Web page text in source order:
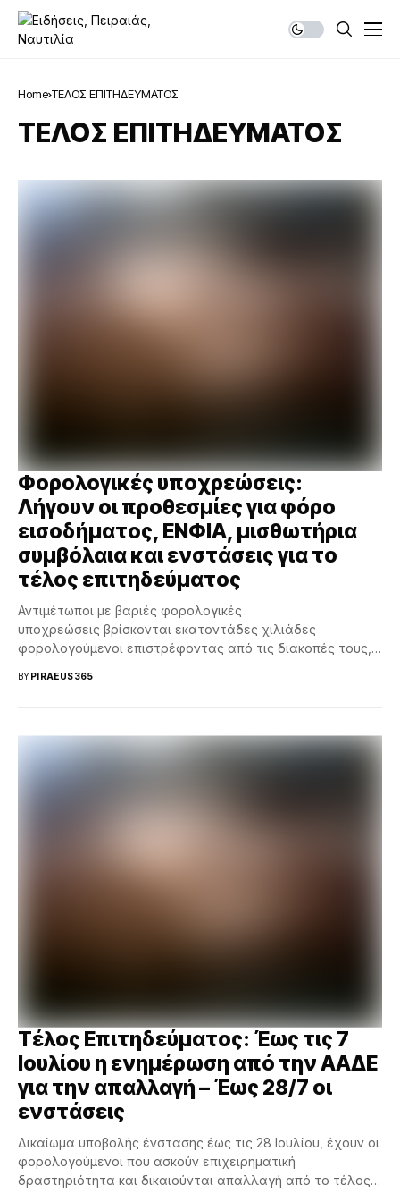
Home ΤΕΛΟΣ ΕΠΙΤΗΔΕΥΜΑΤΟΣ
ΤΕΛΟΣ ΕΠΙΤΗΔΕΥΜΑΤΟΣ
Φορολογικές υποχρεώσεις:
Λήγουν οι προθεσμίες για φόρο
εισοδήματος, ΕΝΦΙΑ, μισθωτήρια
συμβόλαια και ενστάσεις για το
τέλος επιτηδεύματος
Αντιμέτωποι με βαριές φορολογικές
υποχρεώσεις βρίσκονται εκατοντάδες χιλιάδες
φορολογούμενοι επιστρέφοντας από τις διακοπές τους,
BY PIRAEUS365
Τέλος Επιτηδεύματος: Έως τις 7
Ιουλίου η ενημέρωση από την ΑΑΔΕ
για την απαλλαγή – Έως 28/7 οι
ενστάσεις
Δικαίωμα υποβολής ένστασης έως τις 28 Ιουλίου, έχουν οι
φορολογούμενοι που ασκούν επιχειρηματική
δραστηριότητα και δικαιούνται απαλλαγή από το τέλος